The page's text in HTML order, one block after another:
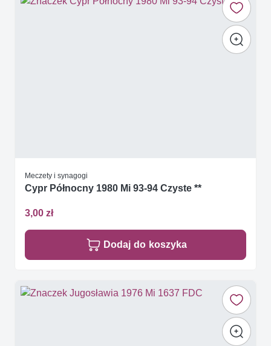
Meczety i synagogi
Cypr Północny 1980 Mi 93-94 Czyste **
3,00 zł
Dodaj do koszyka